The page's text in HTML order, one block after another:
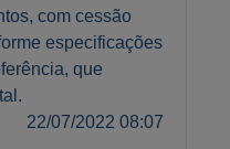
com cessão
especificações
que
22/07/2022 08:07